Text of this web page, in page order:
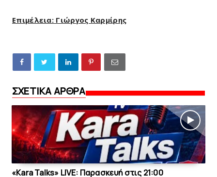
Επιμέλεια: Γιώργος Καρμίρης
ΣΧΕΤΙΚΑ ΑΡΘΡΑ
«Kara Talks» LIVE: Παρασκευή στις 21:00